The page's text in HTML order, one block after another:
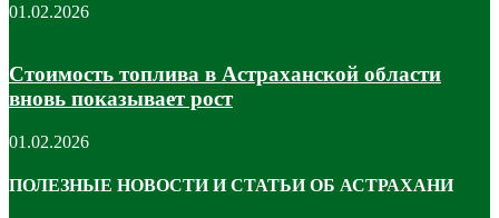
01.02.2026
Стоимость топлива в Астраханской области
вновь показывает рост
01.02.2026
ПОЛЕЗНЫЕ НОВОСТИ И СТАТЬИ ОБ АСТРАХАНИ